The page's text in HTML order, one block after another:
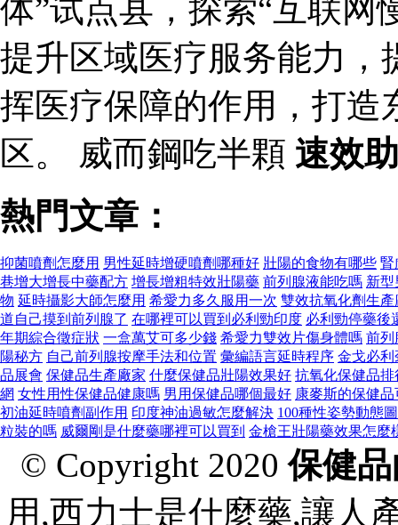
体”试点县，探索“互联网
提升区域医疗服务能力，
挥医疗保障的作用，打造
区。 威而鋼吃半顆 速效
熱門文章：
抑菌噴劑怎麼用 男性延時增硬噴劑哪種好 壯陽的食物有哪些 腎
巷增大增長中藥配方 增長增粗特效壯陽藥 前列腺液能吃嗎 新
物 延時攝影大師怎麼用 希愛力多久服用一次 雙效抗氧化劑生產
道自己摸到前列腺了 在哪裡可以買到必利勁印度 必利勁停藥後
年期綜合徵症狀 一盒萬艾可多少錢 希愛力雙效片傷身體嗎 前列
陽秘方 自己前列腺按摩手法和位置 彙編語言延時程序 金戈必利
品展會 保健品生產廠家 什麼保健品壯陽效果好 抗氧化保健品排
網 女性用性保健品健康嗎 男用保健品哪個最好 康麥斯的保健
初油延時噴劑副作用 印度神油過敏怎麼解決 100種性姿勢動態
粒裝的嗎 威爾剛是什麼藥哪裡可以買到 金槍王壯陽藥效果怎麼
© Copyright 2020保健
用,西力士是什麼藥,讓人